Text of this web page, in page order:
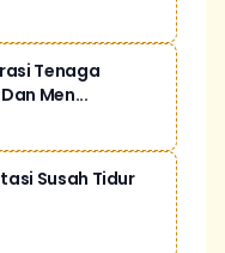
Tenaga
Men...
Susah Tidur